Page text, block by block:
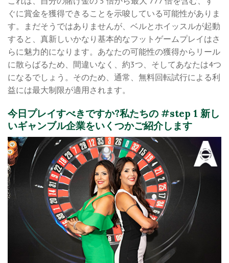
ぐに賞金を獲得できることを示唆している可能性がありま
す。まだそうではありませんが、ベルとホイッスルが起動
すると、真新しいかなり基本的なフットゲームプレイはさ
らに魅力的になります。あなたの可能性の獲得からリール
に散らばるため、間違いなく、約3つ、そしてあなたは4つ
になるでしょう。そのため、通常、無料回転試行による利
益には最大制限が適用されます。
今日プレイすべきですか?私たちの #step 1 新し
いギャンブル企業をいくつかご紹介します